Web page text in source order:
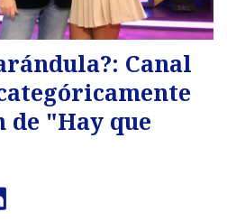
Canal
de "Hay que